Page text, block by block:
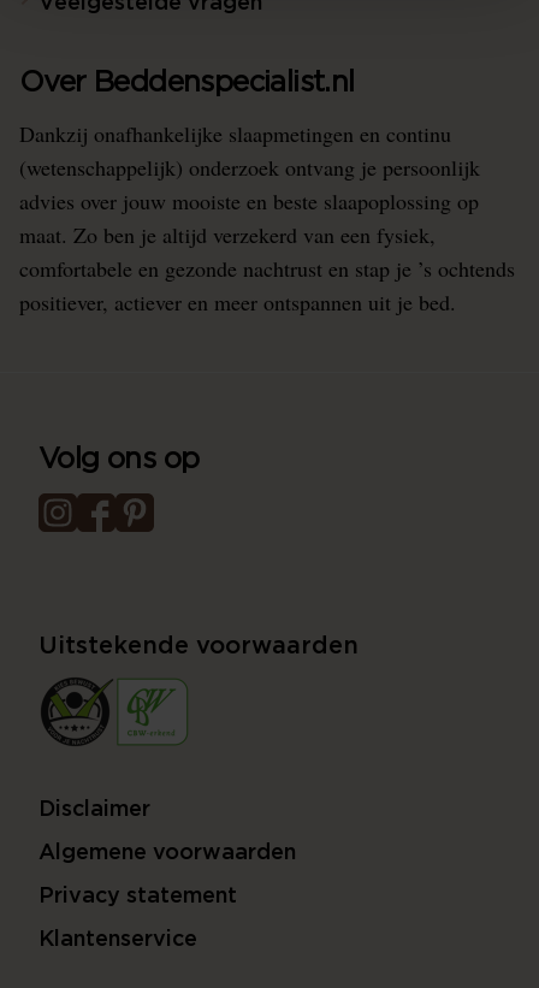
Over Beddenspecialist.nl
Dankzij onafhankelijke slaapmetingen en continu
(wetenschappelijk) onderzoek ontvang je persoonlijk
advies over jouw mooiste en beste slaapoplossing op
maat. Zo ben je altijd verzekerd van een fysiek,
comfortabele en gezonde nachtrust en stap je ’s ochtends
positiever, actiever en meer ontspannen uit je bed.
Volg ons op
Uitstekende voorwaarden
Disclaimer
Algemene voorwaarden
Privacy statement
Klantenservice